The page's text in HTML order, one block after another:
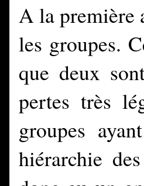
A la première
les groupes.
que deux
pertes très
groupes
hiérarchie